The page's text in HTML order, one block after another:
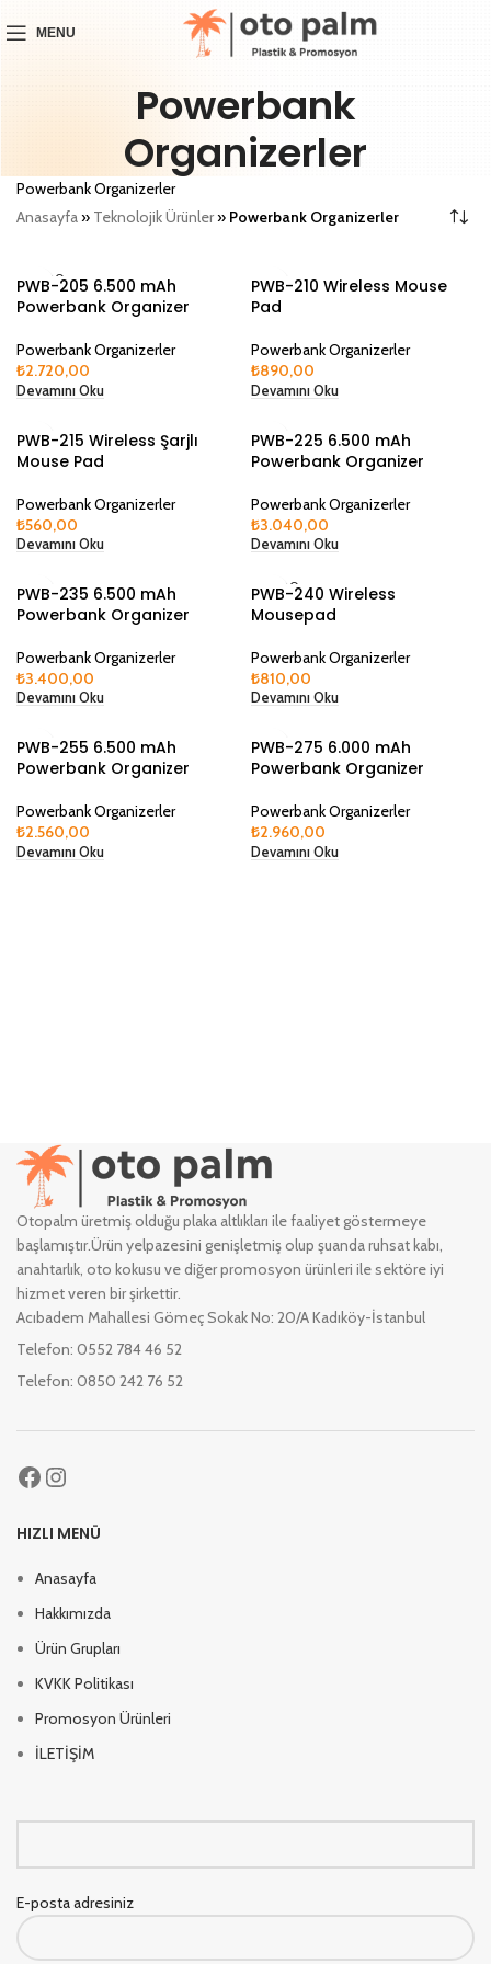
MENU
Powerbank
Organizerler
Powerbank Organizerler
Anasayfa» Teknolojik Ürünler» Powerbank Organizerler
SOLD O
UT
PWB-205 6.500 mAh
Powerbank Organizer
Powerbank Organizerler
₺2.720,00
Devamını Oku
PWB-210 Wireless Mouse
Pad
Powerbank Organizerler
₺890,00
Devamını Oku
PWB-215 Wireless Şarjlı
Mouse Pad
Powerbank Organizerler
₺560,00
Devamını Oku
PWB-225 6.500 mAh
Powerbank Organizer
Powerbank Organizerler
₺3.040,00
Devamını Oku
PWB-235 6.500 mAh
Powerbank Organizer
Powerbank Organizerler
₺3.400,00
Devamını Oku
SOLD O
UT
PWB-240 Wireless
Mousepad
Powerbank Organizerler
₺810,00
Devamını Oku
PWB-255 6.500 mAh
Powerbank Organizer
Powerbank Organizerler
₺2.560,00
Devamını Oku
PWB-275 6.000 mAh
Powerbank Organizer
Powerbank Organizerler
₺2.960,00
Devamını Oku
Otopalm üretmiş olduğu plaka altlıkları ile faaliyet göstermeye
başlamıştır.Ürün yelpazesini genişletmiş olup şuanda ruhsat kabı,
anahtarlık, oto kokusu ve diğer promosyon ürünleri ile sektöre iyi
hizmet veren bir şirkettir.
Acıbadem Mahallesi Gömeç Sokak No: 20/A Kadıköy-İstanbul
Telefon: 0552 784 46 52
Telefon: 0850 242 76 52
HIZLI MENÜ
Anasayfa
Hakkımızda
Ürün Grupları
KVKK Politikası
Promosyon Ürünleri
İLETİŞİM
E-posta adresiniz